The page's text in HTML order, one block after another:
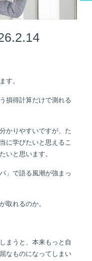
す。
損得計算だけで測れる
かりやすいですが、た
に学びたいと思えるこ
いと思います。
」で語る風潮が強まっ
取れるのか。
まうと、本来もっと自
なものになってしまい